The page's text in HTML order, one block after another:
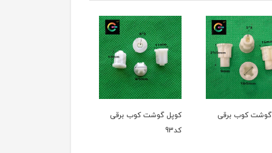
گوشت کوب برقی
کوپل گوشت کوب برقی
کد93